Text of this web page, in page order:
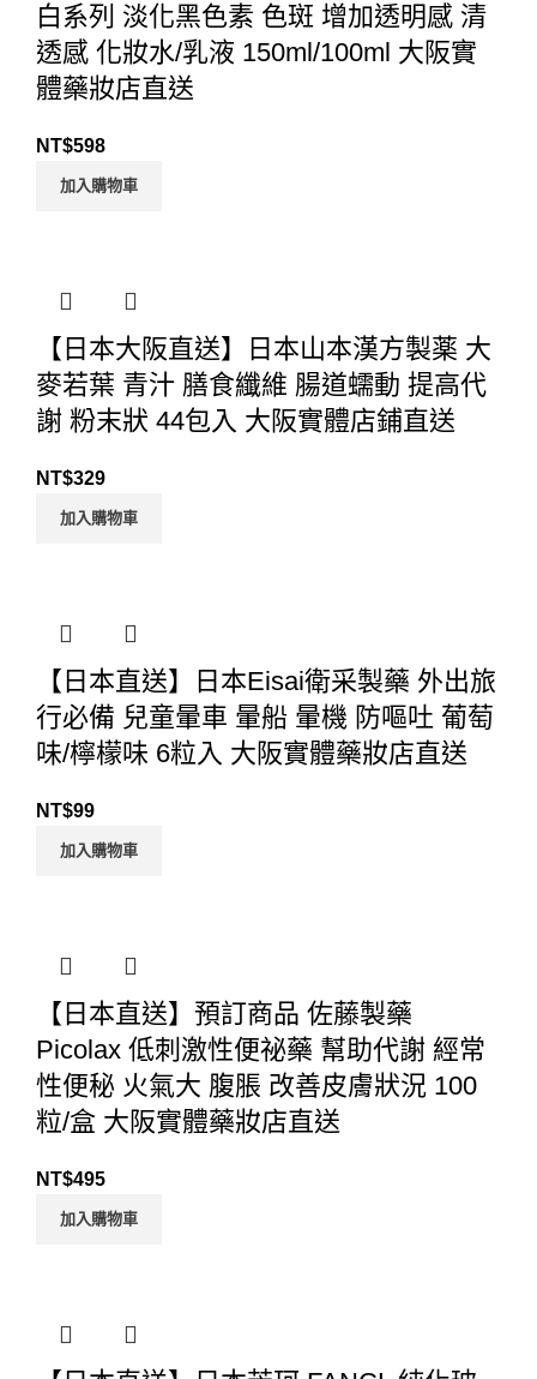
白系列 淡化黑色素 色斑 增加透明感 清
透感 化妝水/乳液 150ml/100ml 大阪實
體藥妝店直送
NT$598
加入購物車
【日本大阪直送】日本山本漢方製薬 大
麥若葉 青汁 膳食纖維 腸道蠕動 提高代
謝 粉末狀 44包入 大阪實體店鋪直送
NT$329
加入購物車
【日本直送】日本Eisai衛采製藥 外出旅
行必備 兒童暈車 暈船 暈機 防嘔吐 葡萄
味/檸檬味 6粒入 大阪實體藥妝店直送
NT$99
加入購物車
【日本直送】預訂商品 佐藤製藥
Picolax 低刺激性便祕藥 幫助代謝 經常
性便秘 火氣大 腹脹 改善皮膚狀況 100
粒/盒 大阪實體藥妝店直送
NT$495
加入購物車